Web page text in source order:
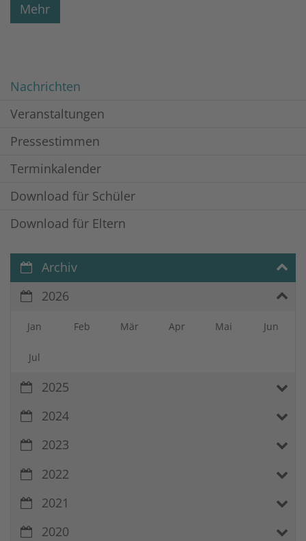
Mehr
Nachrichten
Veranstaltungen
Pressestimmen
Terminkalender
Download für Schüler
Download für Eltern
Archiv
2026
Jan Feb Mär Apr Mai Jun
Jul
2025
2024
2023
2022
2021
2020